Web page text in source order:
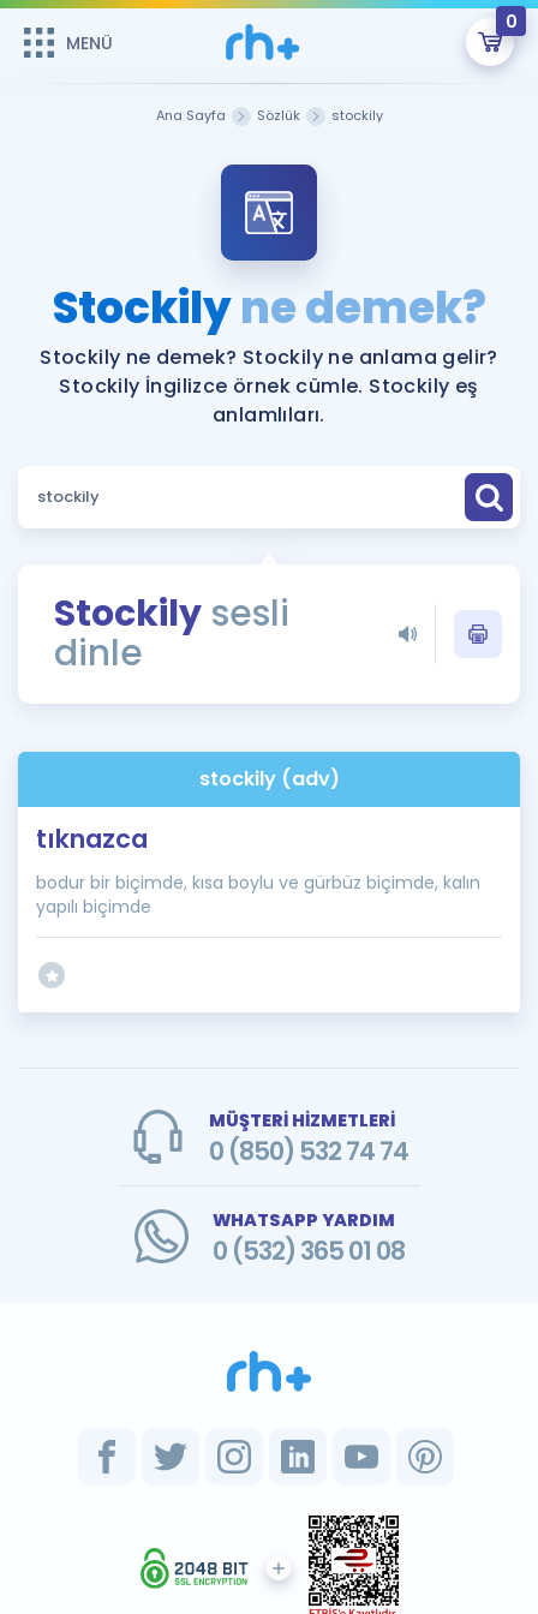
MENÜ
0
Şifremi Hatırlamıyorum
ÜYE DEĞİLİM
Sepetin Şu An Boş.
Remzi Hoca ile seni sınava hazırlayacak onlarca eğitim seni
bekliyor!
MENÜ
Katılımcı Görüşleri
Faydalı Araçlar
Sözlük
Rehberlik Aracı
ÖSYM Sınav Takvimi
İngilizce Gramer
Hakkımızda
Ana Sayfa Sözlük stockily
Stockilyne demek?
Stockily ne demek? Stockily ne anlama gelir?
Stockily İngilizce örnek cümle. Stockily eş
anlamlıları.
Stockily sesli
dinle
stockily (adv)
tıknazca
bodur bir biçimde, kısa boylu ve gürbüz biçimde, kalın
yapılı biçimde
MÜŞTERİ HİZMETLERİ
0 (850) 532 74 74
WHATSAPP YARDIM
0 (532) 365 01 08